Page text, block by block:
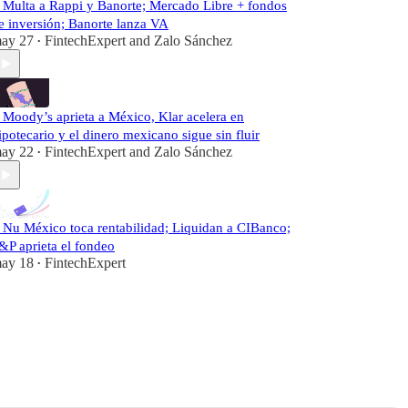
Multa a Rappi y Banorte; Mercado Libre + fondos
inversión; Banorte lanza VA
27 • FintechExpert and Zalo Sánchez
Moody’s aprieta a México, Klar acelera en
y el dinero mexicano sigue sin fluir
22 • FintechExpert and Zalo Sánchez
Nu México toca rentabilidad; Liquidan a CIBanco;
aprieta el fondeo
18 • FintechExpert